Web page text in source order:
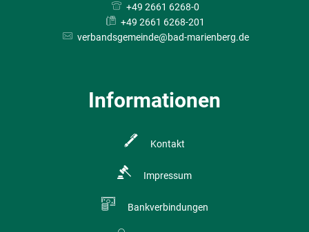
+49 2661 6268-0
+49 2661 6268-201
verbandsgemeinde@bad-marienberg.de
Informationen
Kontakt
Impressum
Bankverbindungen